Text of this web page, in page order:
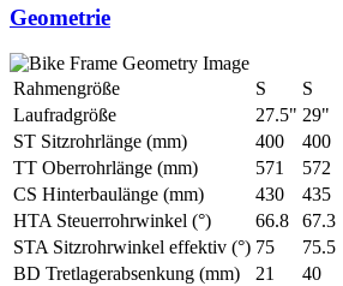
Geometrie
Rahmengröße S S
Laufradgröße
27.5" 29"
ST Sitzrohrlänge (mm)
400 400
TT Oberrohrlänge (mm)
571 572
CS Hinterbaulänge (mm)
430 435
HTA Steuerrohrwinkel (°)
66.8 67.3
STA Sitzrohrwinkel effektiv (°) 75 75.5
BD Tretlagerabsenkung (mm)
21 40